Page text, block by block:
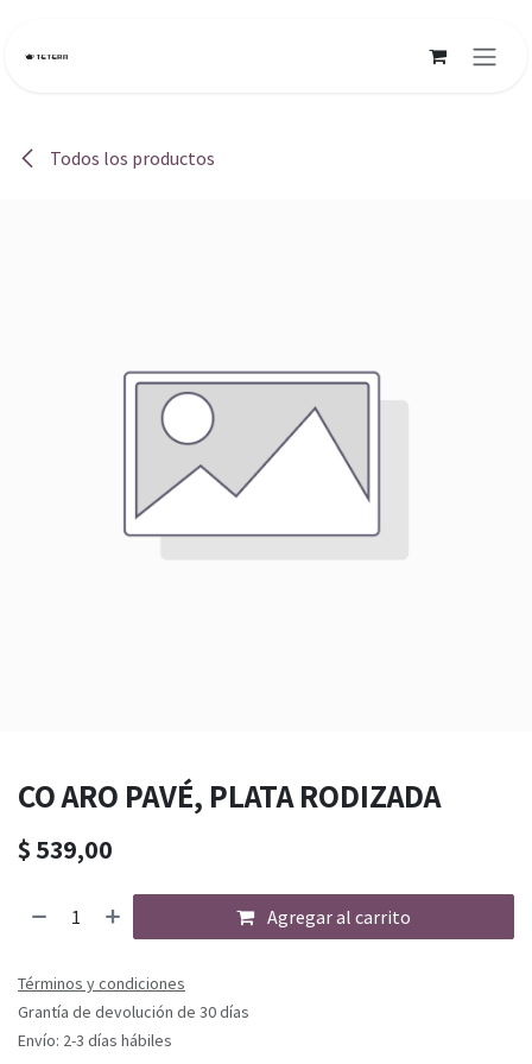
Todos los productos
CO ARO PAVÉ, PLATA RODIZADA
$ 539,00
Agregar al carrito
Términos y condiciones
Grantía de devolución de 30 días
Envío: 2-3 días hábiles